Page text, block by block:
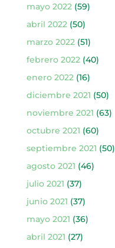
mayo 2022(59)
abril 2022(50)
marzo 2022(51)
febrero 2022(40)
enero 2022(16)
diciembre 2021 (50)
noviembre 2021 (63)
octubre 2021 (60)
septiembre 2021 (50)
agosto 2021 (46)
julio 2021 (37)
junio 2021 (37)
mayo 2021 (36)
abril 2021 (27)